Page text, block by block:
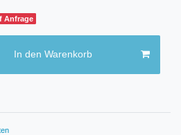
Anfrage
In den Warenkorb